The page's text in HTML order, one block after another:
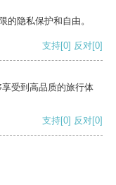
的隐私保护和自由。
支持[0] 反对[0]
受到高品质的旅行体
支持[0] 反对[0]